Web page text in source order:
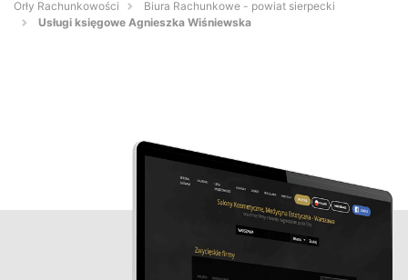
Orły Rachunkowości
Biura Rachunkowe - powiat sierpecki
Usługi księgowe Agnieszka Wiśniewska